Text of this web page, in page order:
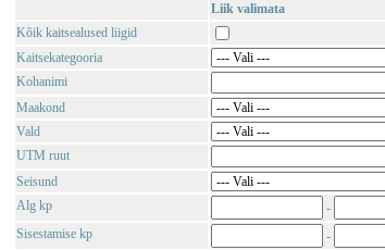
Liik valimata
Kõik kaitsealused liigid
Kaitsekategooria
Kohanimi
Maakond
Vald
UTM ruut
Seisund
Alg kp
-
Sisestamise kp
-